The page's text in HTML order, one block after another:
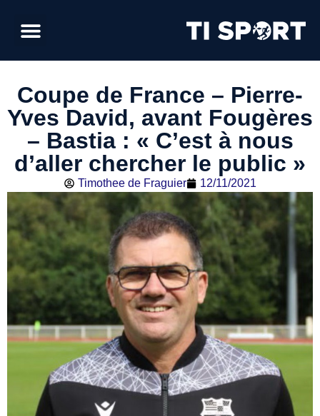
Coupe de France – Pierre-
Yves David, avant Fougères
– Bastia : « C’est à nous
d’aller chercher le public »
Timothee de Fraguier 12/11/2021